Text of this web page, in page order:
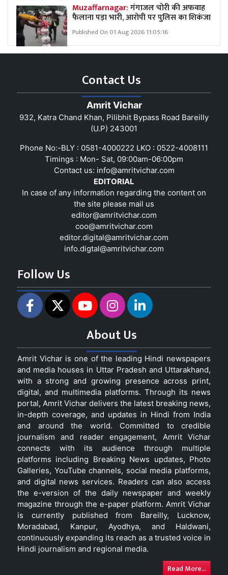
Muzaffarnagar:गंगाजल चोरी की अफवाह
फैलाना पड़ा भारी, आरोपी पर पुलिस का शिकंजा
Published On 01 Aug 2026 11:05:16
Contact Us
Amrit Vichar
932, Katra Chand Khan, Pilibhit Bypass Road Bareilly
(U.P) 243001
Phone No:-BLY : 0581-4000222 LKO : 0522-4008111
Timings : Mon- Sat, 09:00am-06:00pm
Contact us: info@amritvichar.com
EDITORIAL
In case of any information regarding the content on
the site please mail us
editor@amritvichar.com
coo@amritvichar.com
editor.digital@amritvichar.com
info.digtal@amritvichar.com
Follow Us
About Us
Amrit Vichar is one of the leading Hindi newspapers
and media houses in Uttar Pradesh and Uttarakhand,
with a strong and growing presence across print,
digital, and multimedia platforms. Through its news
portal, Amrit Vichar delivers the latest breaking news,
in-depth coverage, and updates in Hindi from India
and around the world. Committed to credible
journalism and reader engagement, Amrit Vichar
connects with its audience through multiple
platforms including Breaking News updates, Photo
Galleries, YouTube channels, social media platforms,
and digital news services. Readers can also access
the e-version of the daily newspaper and weekly
magazine through the e-paper platform. Amrit Vichar
is currently published from Bareilly, Lucknow,
Moradabad, Kanpur, Ayodhya, and Haldwani,
continuously expanding its reach as a trusted voice in
Hindi journalism and regional media.
Read More...